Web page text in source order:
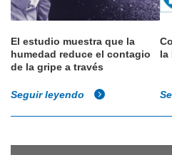
El estudio muestra que la
humedad reduce el contagio
de la gripe a través
Seguir leyendo
la